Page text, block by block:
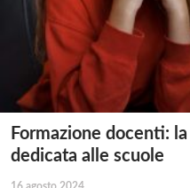
Formazione docenti:
dedicata alle scuole